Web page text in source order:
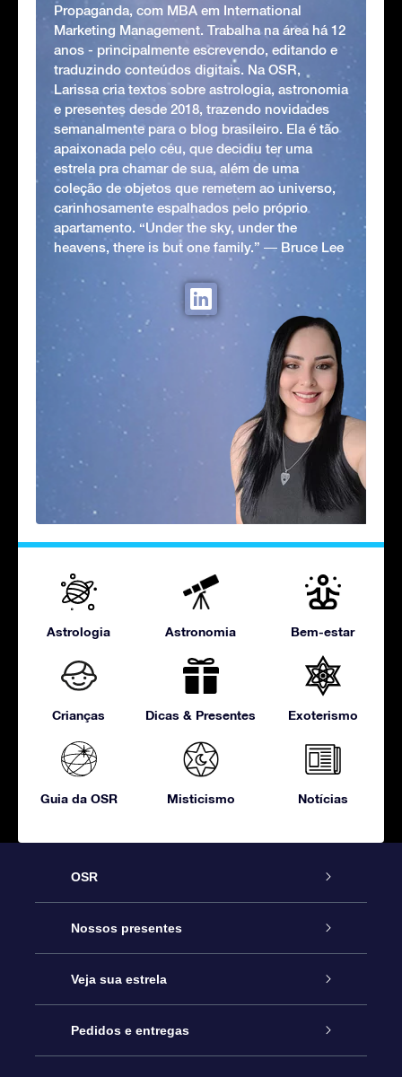
Propaganda, com MBA em International
Marketing Management. Trabalha na área há 12
anos - principalmente escrevendo, editando e
traduzindo conteúdos digitais. Na OSR,
Larissa cria textos sobre astrologia, astronomia
e presentes desde 2018, trazendo novidades
semanalmente para o blog brasileiro. Ela é tão
apaixonada pelo céu, que decidiu ter uma
estrela pra chamar de sua, além de uma
coleção de objetos que remetem ao universo,
carinhosamente espalhados pelo próprio
apartamento. “Under the sky, under the
heavens, there is but one family.” ― Bruce Lee
Astrologia Astronomia Bem-estar
Crianças Dicas & Presentes Exoterismo
Guia da OSR Misticismo Notícias
OSR
Serviço
Entre em contato conosco
Blog
Nossos presentes
Presente estrelar on-line
Pacote de presente da OSR
Veja sua estrela
Star Register
Pedidos e entregas